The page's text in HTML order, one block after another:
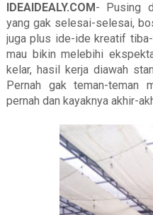
IDEAIDEALY.COM- Pusing
yang gak selesai-selesai,
juga plus ide-ide kreatif
mau bikin melebihi
kelar, hasil kerja diawah
Pernah gak teman-teman
pernah dan kayaknya akhir-